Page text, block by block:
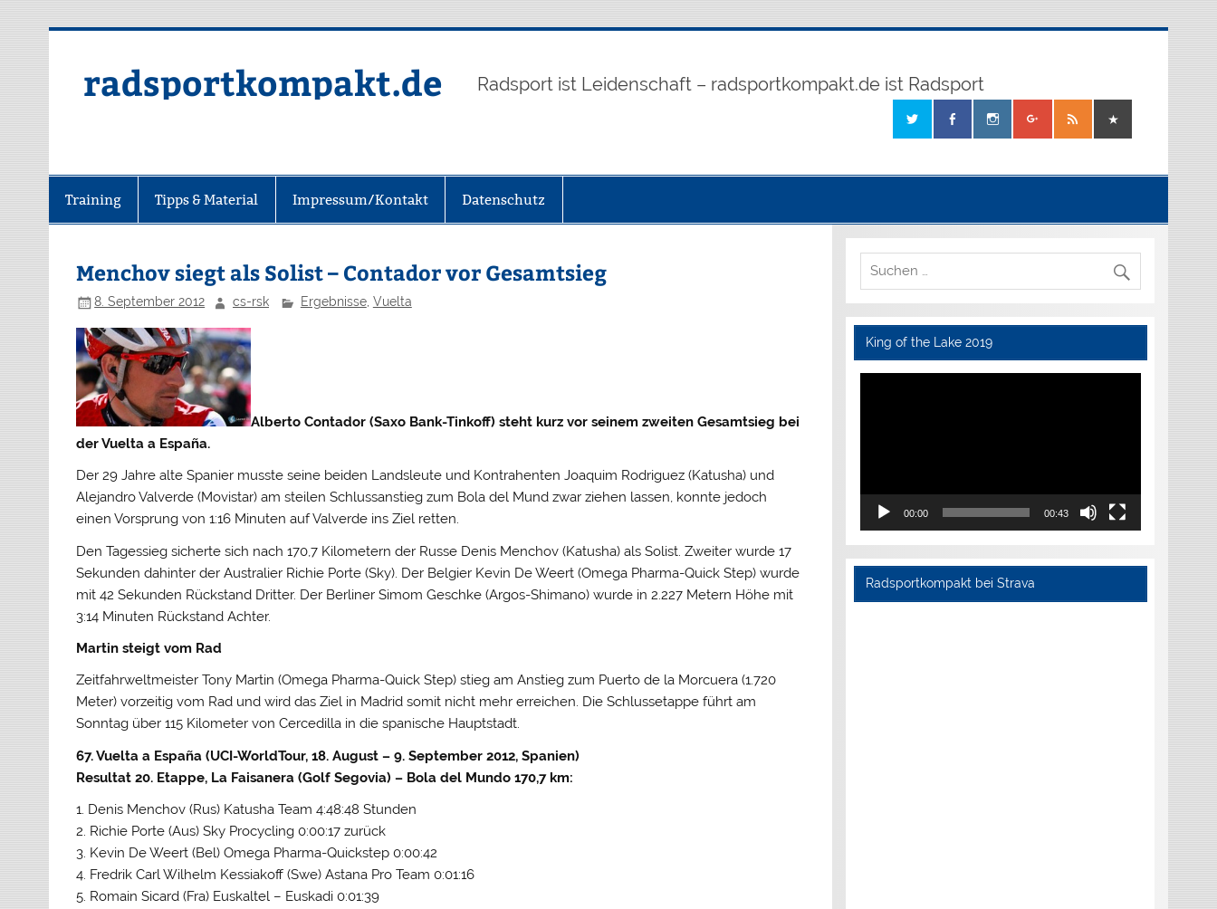
radsportkompakt.de Radsport ist Leidenschaft – radsportkompakt.de ist Radsport
Training Tipps & Material Impressum/Kontakt Datenschutz
Menchov siegt als Solist – Contador vor Gesamtsieg
8. September 2012 cs-rsk Ergebnisse, Vuelta
Alberto Contador (Saxo Bank-Tinkoff) steht kurz vor seinem zweiten Gesamtsieg bei
der Vuelta a España.
Der 29 Jahre alte Spanier musste seine beiden Landsleute und Kontrahenten Joaquim Rodriguez (Katusha) und
Alejandro Valverde (Movistar) am steilen Schlussanstieg zum Bola del Mund zwar ziehen lassen, konnte jedoch
einen Vorsprung von 1:16 Minuten auf Valverde ins Ziel retten.
Den Tagessieg sicherte sich nach 170,7 Kilometern der Russe Denis Menchov (Katusha) als Solist. Zweiter wurde 17
Sekunden dahinter der Australier Richie Porte (Sky). Der Belgier Kevin De Weert (Omega Pharma-Quick Step) wurde
mit 42 Sekunden Rückstand Dritter. Der Berliner Simom Geschke (Argos-Shimano) wurde in 2.227 Metern Höhe mit
3:14 Minuten Rückstand Achter.
Martin steigt vom Rad
Zeitfahrweltmeister Tony Martin (Omega Pharma-Quick Step) stieg am Anstieg zum Puerto de la Morcuera (1.720
Meter) vorzeitig vom Rad und wird das Ziel in Madrid somit nicht mehr erreichen. Die Schlussetappe führt am
Sonntag über 115 Kilometer von Cercedilla in die spanische Hauptstadt.
67. Vuelta a España (UCI-WorldTour, 18. August – 9. September 2012, Spanien)
Resultat 20. Etappe, La Faisanera (Golf Segovia) – Bola del Mundo 170,7 km:
1. Denis Menchov (Rus) Katusha Team 4:48:48 Stunden
2. Richie Porte (Aus) Sky Procycling 0:00:17 zurück
3. Kevin De Weert (Bel) Omega Pharma-Quickstep 0:00:42
4. Fredrik Carl Wilhelm Kessiakoff (Swe) Astana Pro Team 0:01:16
5. Romain Sicard (Fra) Euskaltel – Euskadi 0:01:39
King of the Lake 2019
Video-
00:00 00:43
Radsportkompakt bei Strava